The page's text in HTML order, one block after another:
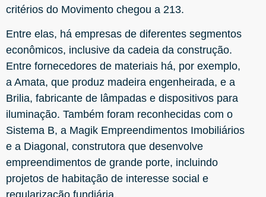
critérios do Movimento chegou a 213.
Entre elas, há empresas de diferentes segmentos
econômicos, inclusive da cadeia da construção.
Entre fornecedores de materiais há, por exemplo,
a Amata, que produz madeira engenheirada, e a
Brilia, fabricante de lâmpadas e dispositivos para
iluminação. Também foram reconhecidas com o
Sistema B, a Magik Empreendimentos Imobiliários
e a Diagonal, construtora que desenvolve
empreendimentos de grande porte, incluindo
projetos de habitação de interesse social e
regularização fundiária.